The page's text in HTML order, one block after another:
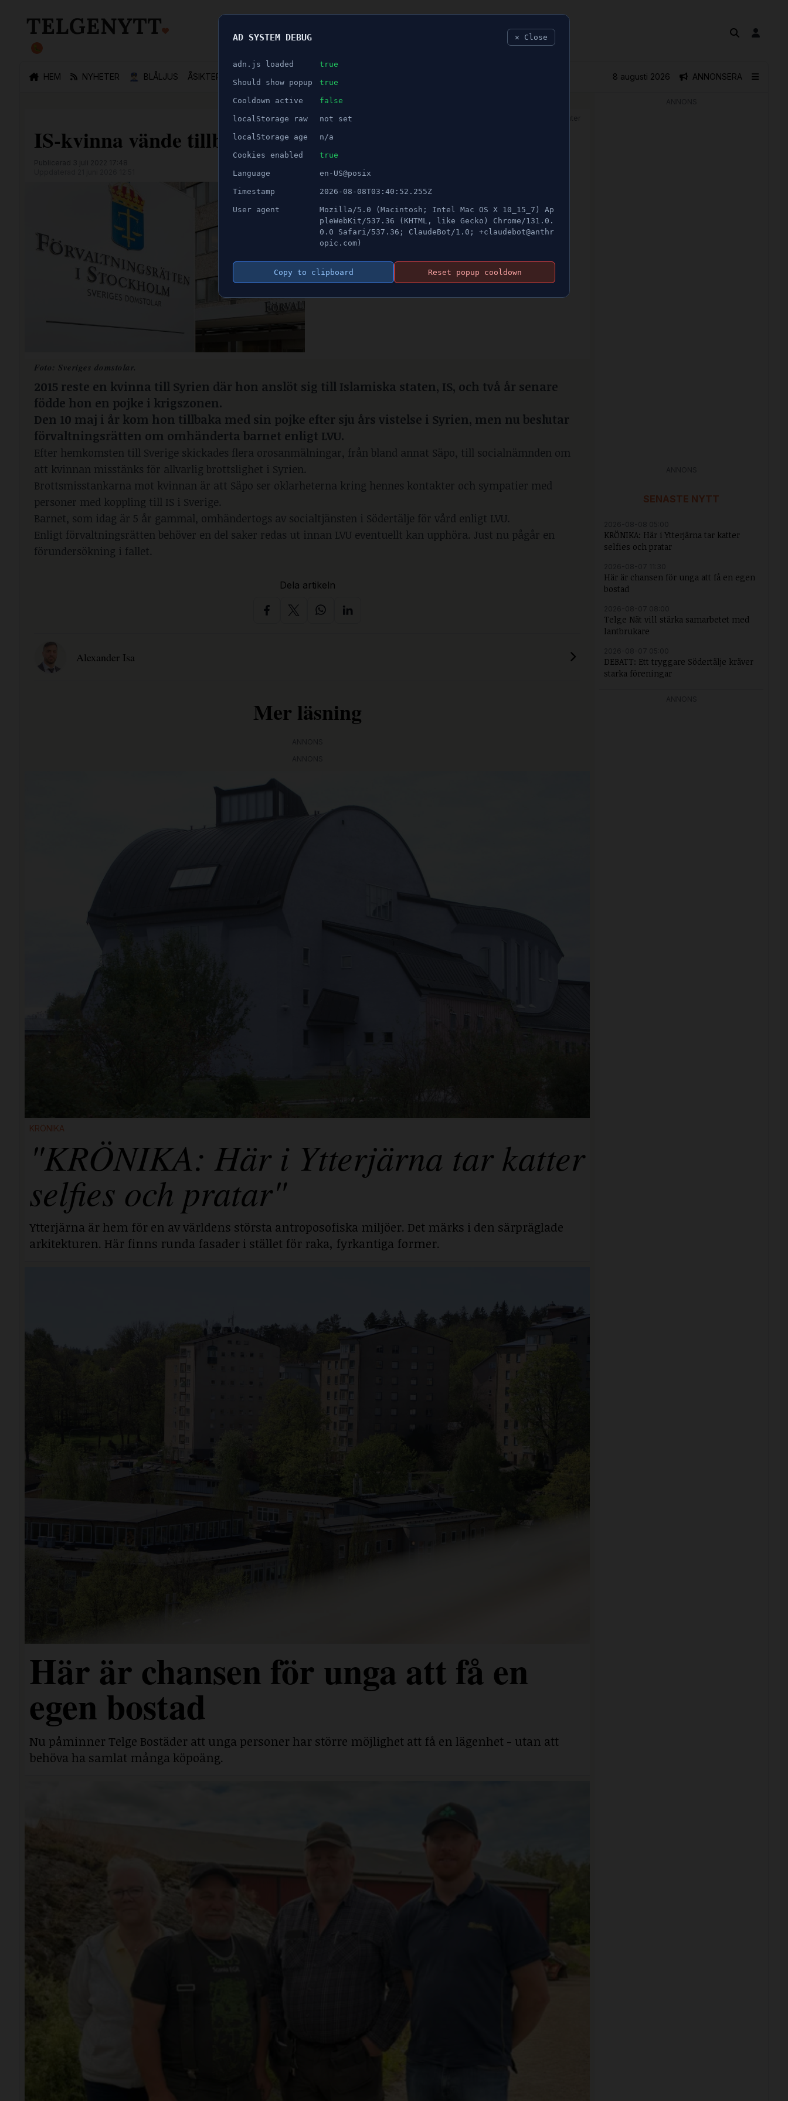
HEM NYHETER 👮🏻‍♂️ BLÅLJUS ÅSIKTER SPORT NÖJE ANNONSERA
8 augusti 2026
ANNONS
IS-kvinna vände tillbaka till Sverige - Barn omhändertogs
Foto: Sveriges domstolar.
2015 reste en kvinna till Syrien där hon anslöt sig till Islamiska staten, IS, och två år senare
födde hon en pojke i krigszonen.
Den 10 maj i år kom hon tillbaka med sin pojke efter sju års vistelse i Syrien, men nu beslutar
förvaltningsrätten om omhänderta barnet enligt LVU.
Efter hemkomsten till Sverige skickades flera orosanmälningar, från bland annat Säpo, till socialnämnden om
att kvinnan misstänks för allvarlig brottslighet i Syrien.
Brottsmisstankarna mot kvinnan är att Säpo ser oklarheterna kring hennes kontakter och sympatier med
personer med koppling till IS i Sverige.
Barnet, som idag är 5 år gammal, omhändertogs av socialtjänsten i Södertälje för vård enligt LVU.
Enligt förvaltningsrätten behöver en del saker redas ut innan LVU eventuellt kan upphöra. Just nu pågår en
förundersökning i fallet.
Dela artikeln
Alexander Isa
Mer läsning
KRÖNIKA
"KRÖNIKA: Här i Ytterjärna tar katter
selfies och pratar"
Ytterjärna är hem för en av världens största antroposofiska miljöer. Det märks i den särpräglade
arkitekturen. Här finns runda fasader i stället för raka, fyrkantiga former.
Här är chansen för unga att få en
egen bostad
Nu påminner Telge Bostäder att unga personer har större möjlighet att få en lägenhet - utan att
behöva ha samlat många köpoäng.
SENASTE NYTT
KRÖNIKA: Här i Ytterjärna tar katter
selfies och pratar
Här är chansen för unga att få en egen
bostad
Telge Nät vill stärka samarbetet med
lantbrukare
DEBATT: Ett tryggare Södertälje kräver
starka föreningar
AD SYSTEM DEBUG ✕ Close
adn.js loaded true
Should show popup true
Cooldown active false
localStorage raw not set
localStorage age n/a
Cookies enabled true
Language en-US@posix
Timestamp 2026-08-08T03:40:52.255Z
User agent
Mozilla/5.0 (Macintosh; Intel Mac OS X 10_15_7) Ap
pleWebKit/537.36 (KHTML, like Gecko) Chrome/131.0.
0.0 Safari/537.36; ClaudeBot/1.0; +claudebot@anthr
opic.com)
Copy to clipboard Reset popup cooldown